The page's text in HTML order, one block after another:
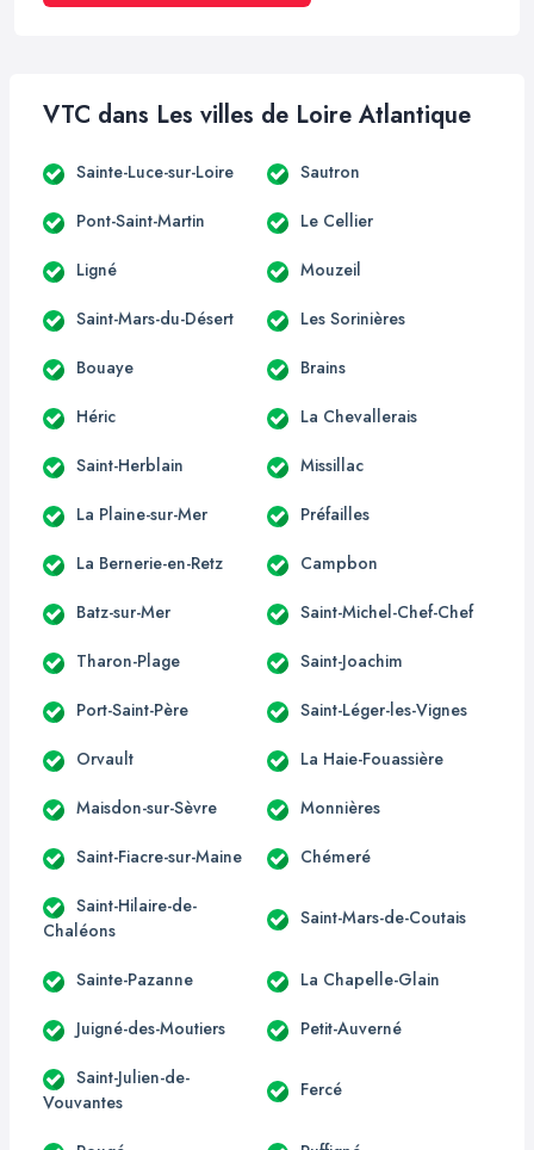
VTC dans Les villes de Loire Atlantique
Sainte-Luce-sur-Loire Sautron
Pont-Saint-Martin Le Cellier
Ligné Mouzeil
Saint-Mars-du-Désert Les Sorinières
Bouaye Brains
Héric La Chevallerais
Saint-Herblain Missillac
La Plaine-sur-Mer Préfailles
La Bernerie-en-Retz Campbon
Batz-sur-Mer Saint-Michel-Chef-Chef
Tharon-Plage Saint-Joachim
Port-Saint-Père Saint-Léger-les-Vignes
Orvault La Haie-Fouassière
Maisdon-sur-Sèvre Monnières
Saint-Fiacre-sur-Maine Chémeré
Saint-Hilaire-de-
Chaléons
Saint-Mars-de-Coutais
Sainte-Pazanne La Chapelle-Glain
Juigné-des-Moutiers Petit-Auverné
Saint-Julien-de-
Vouvantes
Fercé